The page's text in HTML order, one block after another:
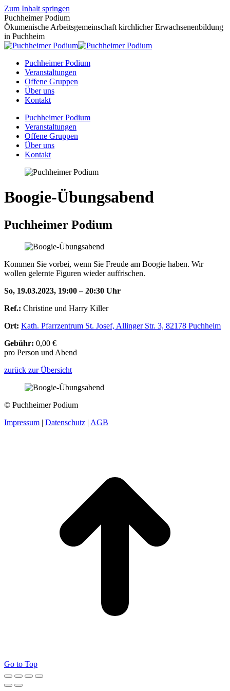
Zum Inhalt springen
Puchheimer Podium
Ökumenische Arbeitsgemeinschaft kirchlicher Erwachsenenbildung
in Puchheim
Puchheimer Podium
Veranstaltungen
Offene Gruppen
Über uns
Kontakt
Puchheimer Podium
Veranstaltungen
Offene Gruppen
Über uns
Kontakt
Boogie-Übungsabend
Puchheimer Podium
Kommen Sie vorbei, wenn Sie Freude am Boogie haben. Wir
wollen gelernte Figuren wieder auffrischen.
So, 19.03.2023, 19:00 – 20:30 Uhr
Ref.: Christine und Harry Killer
Ort: Kath. Pfarrzentrum St. Josef, Allinger Str. 3, 82178 Puchheim
Gebühr: 0,00 €
pro Person und Abend
zurück zur Übersicht
© Puchheimer Podium
Impressum | Datenschutz | AGB
Go to Top